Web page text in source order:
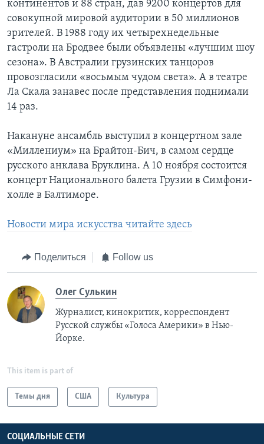
континентов и 88 стран, дав 9200 концертов для
совокупной мировой аудитории в 50 миллионов
зрителей. В 1988 году их четырехнедельные
гастроли на Бродвее были объявлены «лучшим шоу
сезона». В Австралии грузинских танцоров
провозгласили «восьмым чудом света». А в театре
Ла Скала занавес после представления поднимали
14 раз.
Накануне ансамбль выступил в концертном зале
«Миллениум» на Брайтон-Бич, в самом сердце
русского анклава Бруклина. А 10 ноября состоится
концерт Национального балета Грузии в Симфони-
холле в Балтиморе.
Новости мира искусства читайте здесь
Поделиться Follow us
Олег Сулькин
Журналист, кинокритик, корреспондент
Русской службы «Голоса Америки» в Нью-
Йорке.
This item is part of
Темы дня США Культура
СОЦИАЛЬНЫЕ СЕТИ